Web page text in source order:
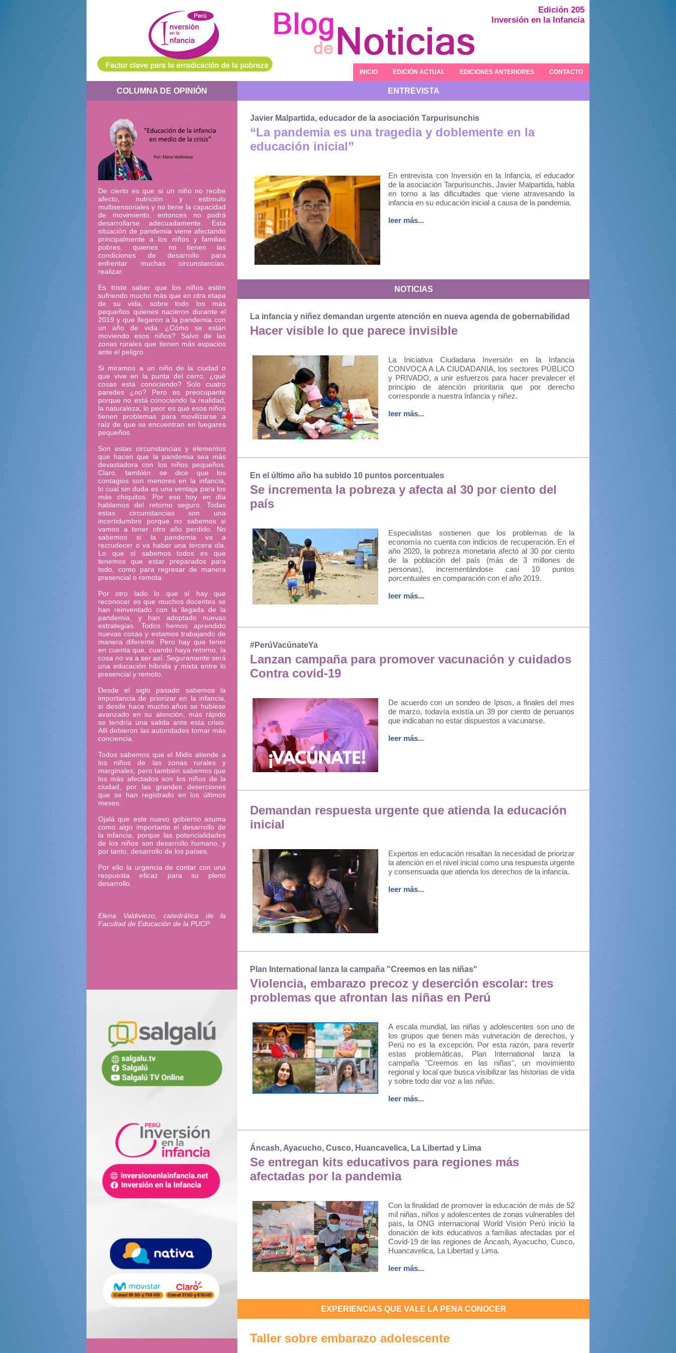
Edición 205
Inversión en la Infancia
INICIO EDICIÓN ACTUAL EDICIONES ANTERIORES CONTACTO
COLUMNA DE OPINIÓN
De cierto es que si un niño no recibe
afecto, nutrición y estímulo
multisensoriales y no tiene la capacidad
de movimiento, entonces no podrá
desarrollarse adecuadamente. Esta
situación de pandemia viene afectando
principalmente a los niños y familias
pobres, quienes no tienen las
condiciones de desarrollo para
enfrentar muchas circunstancias.
realizar.
Es triste saber que los niños estén
sufriendo mucho más que en otra etapa
de su vida, sobre todo los más
pequeños quienes nacieron durante el
2019 y que llegaron a la pandemia con
un año de vida. ¿Cómo se están
moviendo esos niños? Salvo de las
zonas rurales que tienen más espacios
ante el peligro.
Si miramos a un niño de la ciudad o
que vive en la punta del cerro, ¿qué
cosas está conociendo? Solo cuatro
paredes ¿no? Pero es preocupante
porque no está conociendo la realidad,
la naturaleza; lo peor es que esos niños
tienen problemas para movilizarse a
raíz de que se encuentran en luegares
pequeños.
Son estas circunstancias y elementos
que hacen que la pandemia sea más
devastadora con los niños pequeños.
Claro, también se dice que los
contagios son menores en la infancia,
lo cual sin duda es una ventaja para los
más chiquitos. Por eso hoy en día
hablamos del retorno seguro. Todas
estas circunstancias son una
incertidumbre porque no sabemos si
vamos a tener otro año perdido. No
sabemos si la pandemia va a
recrudecer o va haber una tercera ola.
Lo que sí sabemos todos es que
tenemos que estar preparados para
todo, como para regresar de manera
presencial o remota.
Por otro lado lo que sí hay que
reconocer es que muchos docentes se
han reinventado con la llegada de la
pandemia, y han adoptado nuevas
estrategias. Todos hemos aprendido
nuevas cosas y estamos trabajando de
manera diferente. Pero hay que tener
en cuenta que, cuando haya retorno, la
cosa no va a ser así. Seguramente será
una educación híbrida y mixta entre lo
presencial y remoto.
Desde el siglo pasado sabemos la
importancia de priorizar en la infancia,
si desde hace mucho años se hubiese
avanzado en su atención, más rápido
se tendría una salida ante esta crisis.
Allí debieron las autoridades tomar más
conciencia.
Todos sabemos que el Midis atiende a
los niños de las zonas rurales y
marginales, pero también sabemos que
los más afectados son los niños de la
ciudad, por las grandes deserciones
que se han registrado en los últimos
meses.
Ojalá que este nuevo gobierno asuma
como algo importante el desarrollo de
la infancia, porque las potencialidades
de los niños son desarrollo humano, y
por tanto, desarrollo de los países.
Por ello la urgencia de contar con una
respuesta eficaz para su pleno
desarrollo.
Elena Valdiviezo, catedrática de la
Facultad de Educación de la PUCP
ENTREVISTA
Javier Malpartida, educador de la asociación Tarpurisunchis
“La pandemia es una tragedia y doblemente en la
educación inicial”
En entrevista con Inversión en la Infancia, el educador
de la asociación Tarpurisunchis, Javier Malpartida, habla
en torno a las dificultades que viene atravesando la
infancia en su educación inicial a causa de la pandemia.
leer más...
NOTICIAS
La infancia y niñez demandan urgente atención en nueva agenda de gobernabilidad
Hacer visible lo que parece invisible
La Iniciativa Ciudadana Inversión en la Infancia
CONVOCA A LA CIUDADANIA, los sectores PÚBLICO
y PRIVADO, a unir esfuerzos para hacer prevalecer el
principio de atención prioritaria que por derecho
corresponde a nuestra Infancia y niñez.
leer más...
En el último año ha subido 10 puntos porcentuales
Se incrementa la pobreza y afecta al 30 por ciento del
país
Especialistas sostienen que los problemas de la
economía no cuenta con indicios de recuperación. En el
año 2020, la pobreza monetaria afectó al 30 por ciento
de la población del país (más de 3 millones de
personas), incrementándose casi 10 puntos
porcentuales en comparación con el año 2019.
leer más...
#PerúVacúnateYa
Lanzan campaña para promover vacunación y cuidados
Contra covid-19
De acuerdo con un sondeo de Ipsos, a finales del mes
de marzo, todavía existía un 39 por ciento de peruanos
que indicaban no estar dispuestos a vacunarse.
leer más...
Demandan respuesta urgente que atienda la educación
inicial
Expertos en educación resaltan la necesidad de priorizar
la atención en el nivel inicial como una respuesta urgente
y consensuada que atienda los derechos de la infancia.
leer más...
Plan International lanza la campaña "Creemos en las niñas"
Violencia, embarazo precoz y deserción escolar: tres
problemas que afrontan las niñas en Perú
A escala mundial, las niñas y adolescentes son uno de
los grupos que tienen más vulneración de derechos, y
Perú no es la excepción. Por esta razón, para revertir
estas problemáticas, Plan International lanza la
campaña "Creemos en las niñas", un movimiento
regional y local que busca visibilizar las historias de vida
y sobre todo dar voz a las niñas.
leer más...
Áncash, Ayacucho, Cusco, Huancavelica, La Libertad y Lima
Se entregan kits educativos para regiones más
afectadas por la pandemia
Con la finalidad de promover la educación de más de 52
mil niñas, niños y adolescentes de zonas vulnerables del
país, la ONG internacional World Visión Perú inició la
donación de kits educativos a familias afectadas por el
Covid-19 de las regiones de Áncash, Ayacucho, Cusco,
Huancavelica, La Libertad y Lima.
leer más...
EXPERIENCIAS QUE VALE LA PENA CONOCER
Taller sobre embarazo adolescente